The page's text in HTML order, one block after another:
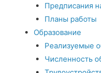
Предписания
Планы работы
Образование
Реализуемые
Численность